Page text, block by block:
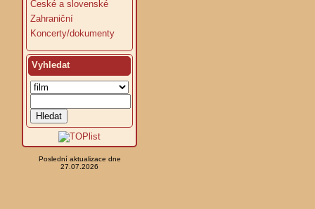
České a slovenské
Zahraniční
Koncerty/dokumenty
Vyhledat
Poslední aktualizace dne
27.07.2026